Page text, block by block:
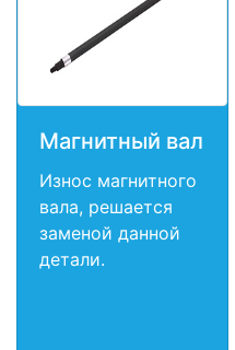
Магнитный вал
Износ магнитного
вала, решается
заменой данной
детали.